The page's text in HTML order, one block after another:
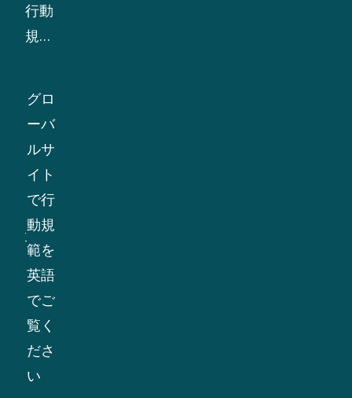
行動
規範
的な
慣行
を促
進
し、
すべ
ての
活動
の中
核を
なし
グロ
ーバ
ルサ
イト
で行
動規
範を
英語
でご
覧く
ださ
い